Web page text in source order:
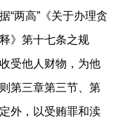
“两高”《关于办理贪
》第十七条之规
受他人财物，为他
第三章第三节、第
外，以受贿罪和渎